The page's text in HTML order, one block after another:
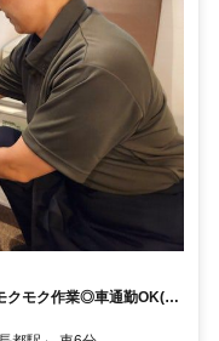
クモク作業◎車通勤OK(無